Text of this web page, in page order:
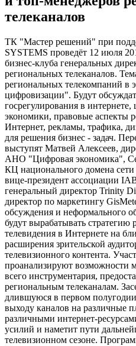
телеканалов
ТК "Мастер решений" при
SYSTEMS проведёт 12 июля
бизнес-клуба генеральных
региональных телеканалов.
региональных телекомпаний в
цифровизации". Будут
госрегулирования в
экономики, правовые аспекты
Интернет, рекламы, трафика,
для решения бизнес - задач.
выступят Матвей Алексеев,
АНО "Цифровая экономика",
КЦ национального домена
вице-президент ассоциации
генеральный директор Trinity
директор по маркетингу
обсуждения и неформального
будут вырабатывать стратегию
телевидения в Интернете на
расширения зрительской
телевизионного контента.
проанализируют возможности
всего инструментария,
региональным телеканалам.
длившуюся в первом
выходу каналов на различные
различными интернет-
усилий и наметит пути
телевизионном сезоне.